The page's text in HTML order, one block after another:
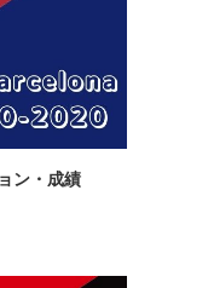
ン・成績